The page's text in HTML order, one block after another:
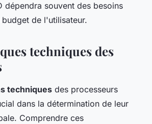
dépendra souvent des besoins
de l'utilisateur.
techniques des
techniques des processeurs
dans la détermination de leur
Comprendre ces